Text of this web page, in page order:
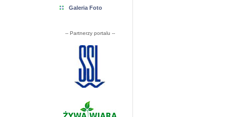
Galeria Foto
-- Partnerzy portalu --